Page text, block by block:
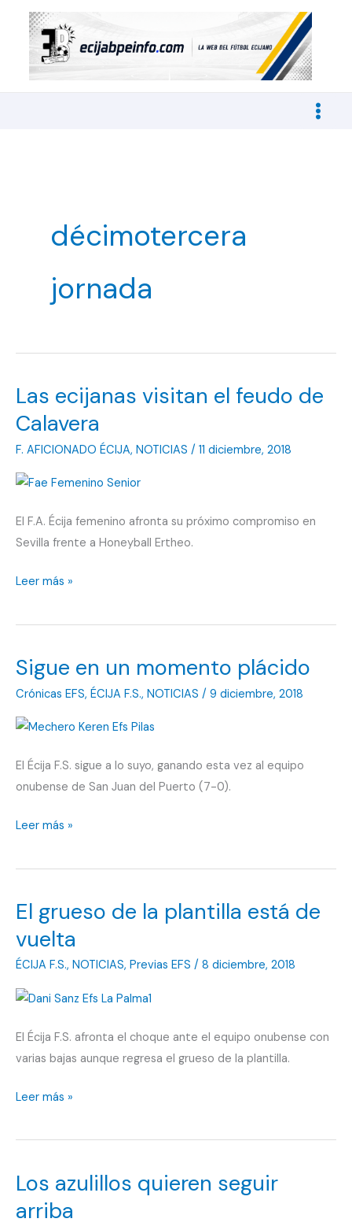
contenido
décimotercera
jornada
Las ecijanas visitan el feudo de
Calavera
F. AFICIONADO ÉCIJA, NOTICIAS / 11 diciembre, 2018
El F.A. Écija femenino afronta su próximo compromiso en
Sevilla frente a Honeyball Ertheo.
Las
visitan
feudo
de
Leer más »
Sigue en un momento plácido
Crónicas EFS, ÉCIJA F.S., NOTICIAS / 9 diciembre, 2018
El Écija F.S. sigue a lo suyo, ganando esta vez al equipo
onubense de San Juan del Puerto (7-0).
Sigue
un
plácido
Leer más »
El grueso de la plantilla está de
vuelta
ÉCIJA F.S., NOTICIAS, Previas EFS / 8 diciembre, 2018
El Écija F.S. afronta el choque ante el equipo onubense con
varias bajas aunque regresa el grueso de la plantilla.
El
de
plantilla
Leer más »
Los azulillos quieren seguir
arriba